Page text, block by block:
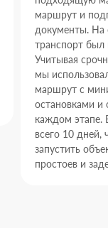
маршрут и
документы. На
транспорт был
Учитывая
мы
маршрут с
остановками и
каждом этапе.
всего 10 дней,
запустить
простоев и